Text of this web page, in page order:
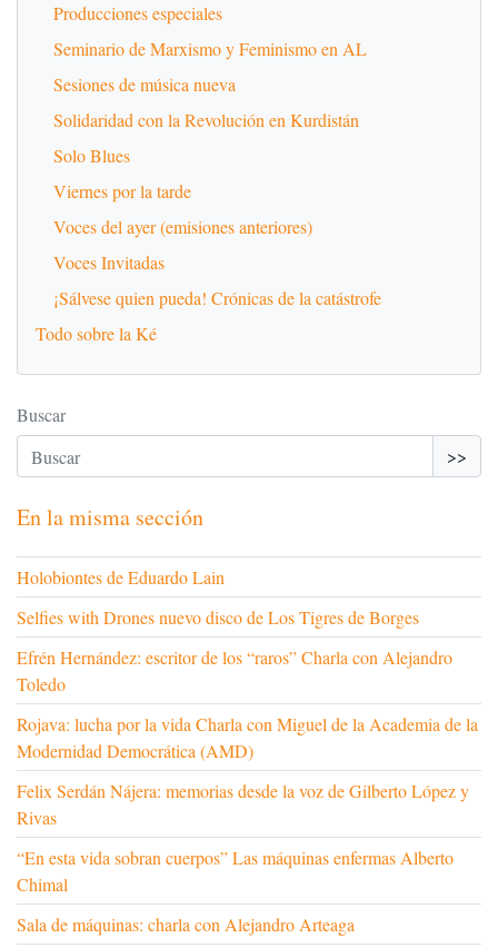
Producciones especiales
Seminario de Marxismo y Feminismo en AL
Sesiones de música nueva
Solidaridad con la Revolución en Kurdistán
Solo Blues
Viernes por la tarde
Voces del ayer (emisiones anteriores)
Voces Invitadas
¡Sálvese quien pueda! Crónicas de la catástrofe
Todo sobre la Ké
Buscar
>>
En la misma sección
Holobiontes de Eduardo Lain
Selfies with Drones nuevo disco de Los Tigres de Borges
Efrén Hernández: escritor de los “raros” Charla con Alejandro
Toledo
Rojava: lucha por la vida Charla con Miguel de la Academia de la
Modernidad Democrática (AMD)
Felix Serdán Nájera: memorias desde la voz de Gilberto López y
Rivas
“En esta vida sobran cuerpos” Las máquinas enfermas Alberto
Chimal
Sala de máquinas: charla con Alejandro Arteaga